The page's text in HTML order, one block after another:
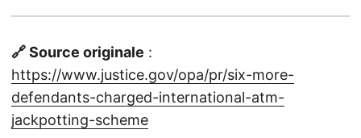
🔗 Source originale :
https://www.justice.gov/opa/pr/six-more-
defendants-charged-international-atm-
jackpotting-scheme